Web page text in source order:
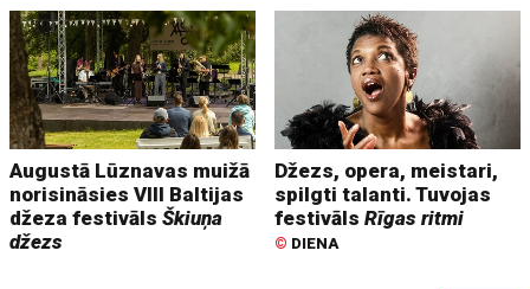
Augustā Lūznavas muižā
norisināsies VIII Baltijas
džeza festivālsŠkiuņa
džezs
Džezs, opera, meistari,
spilgti talanti. Tuvojas
festivālsRīgas ritmi
© DIENA